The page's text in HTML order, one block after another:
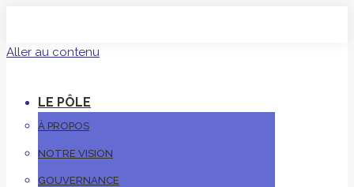
Aller au contenu
LE PÔLE
À PROPOS
NOTRE VISION
GOUVERNANCE